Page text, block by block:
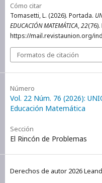
Cómo citar
Tomasetti, L. (2026). Portada.
EDUCACIÓN MATEMÁTICA,22
https://mail.revistaunion.org/
Formatos de citación
Número
Vol. 22 Núm. 76 (2026):
Educación Matemática
Sección
El Rincón de Problemas
Derechos de autor 2026